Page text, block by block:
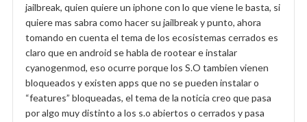
jailbreak, quien quiere un iphone con lo que viene le basta, si
quiere mas sabra como hacer su jailbreak y punto, ahora
tomando en cuenta el tema de los ecosistemas cerrados es
claro que en android se habla de rootear e instalar
cyanogenmod, eso ocurre porque los S.O tambien vienen
bloqueados y existen apps que no se pueden instalar o
“features” bloqueadas, el tema de la noticia creo que pasa
por algo muy distinto a los s.o abiertos o cerrados y pasa